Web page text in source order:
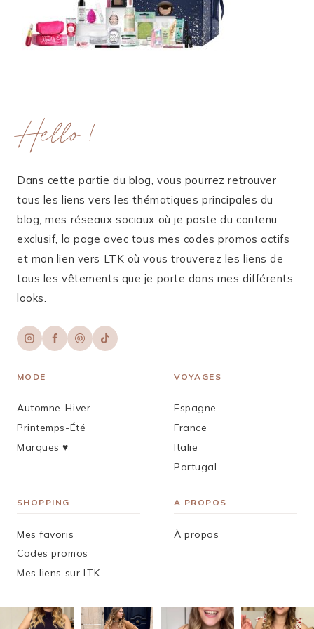
Hello !
Dans cette partie du blog, vous pourrez retrouver
tous les liens vers les thématiques principales du
blog, mes réseaux sociaux où je poste du contenu
exclusif, la page avec tous mes codes promos actifs
et mon lien vers LTK où vous trouverez les liens de
tous les vêtements que je porte dans mes différents
looks.
MODE
Automne-Hiver
Printemps-Été
Marques ♥︎
VOYAGES
Espagne
France
Italie
Portugal
SHOPPING
Mes favoris
Codes promos
Mes liens sur LTK
A PROPOS
À propos